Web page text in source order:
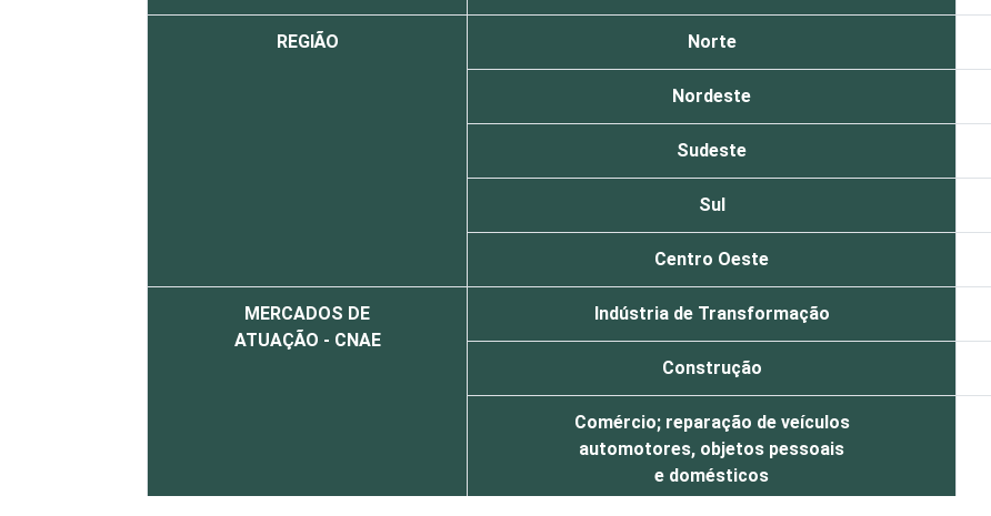
REGIÃO Norte
Nordeste
Sudeste
Sul
Centro Oeste
MERCADOS DE
ATUAÇÃO - CNAE
Indústria de Transformação
Construção
Comércio; reparação de veículos
automotores, objetos pessoais
e domésticos